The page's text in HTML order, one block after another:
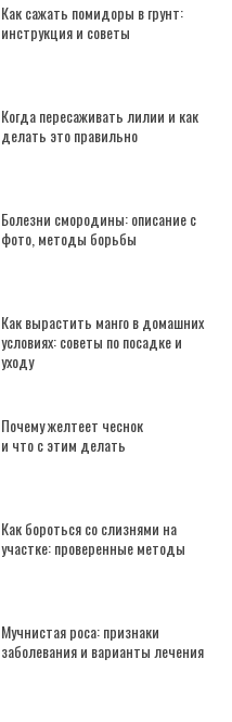
Как сажать помидоры в грунт:
инструкция и советы
Когда пересаживать лилии и как
делать это правильно
Болезни смородины: описание с
фото, методы борьбы
Как вырастить манго в домашних
условиях: советы по посадке и
уходу
Почему желтеет чеснок
и что с этим делать
Как бороться со слизнями на
участке: проверенные методы
Мучнистая роса: признаки
заболевания и варианты лечения